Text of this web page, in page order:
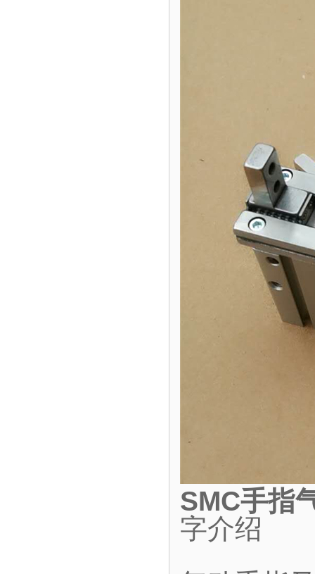
SMC手指
字介绍